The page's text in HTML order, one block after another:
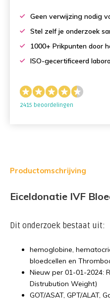
Geen verwijzing nodig
Stel zelf je onderzoek
1000+ Prikpunten door
ISO-gecertificeerd
2415 beoordelingen
Productomschrijving
Eiceldonatie IVF
Dit onderzoek bestaat uit:
hemoglobine,
bloedcellen en
Nieuw per 01-01-2024:
Distrubution Weight)
GOT/ASAT, GPT/ALAT,